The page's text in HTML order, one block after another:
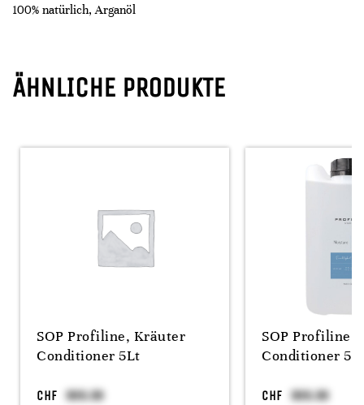
100% natürlich, Arganöl
ÄHNLICHE PRODUKTE
SOP Profiline, Kräuter
Conditioner 5Lt
CHF
SOP Profiline
Conditioner 5L
CHF